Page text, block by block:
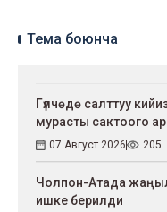
Тема боюнча
Гүлчөдө салттуу
мурасты сактоого
07 Август 2026 205
Чолпон-Атада
ишке берилди